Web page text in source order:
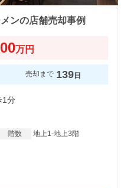
ンの店舗売却事例
万円
売却まで 139日
駅 徒歩1分
階数
地上1-地上3階